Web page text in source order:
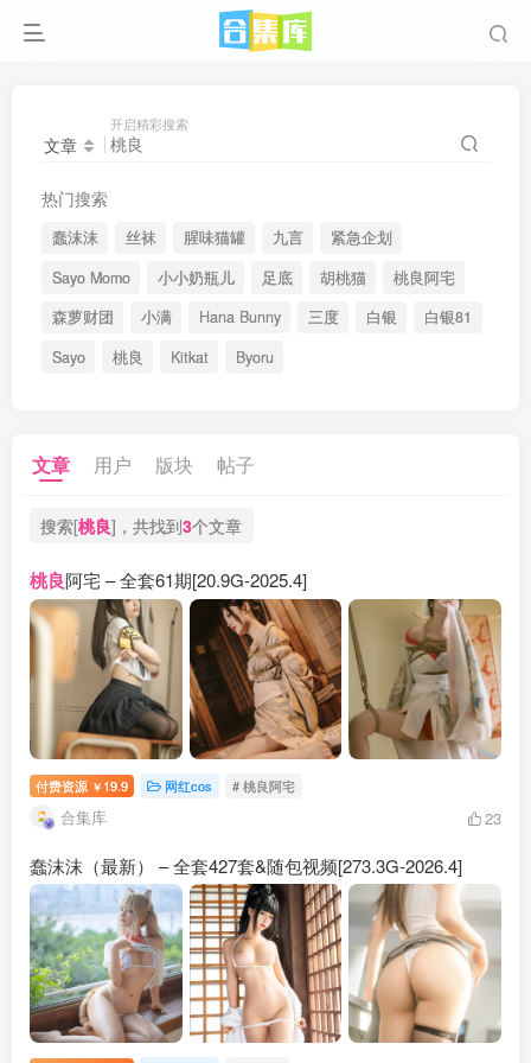
文章
开启精彩搜索
热门搜索
蠢沫沫 丝袜 腥味猫罐 九言
紧急企划
Sayo Momo
小小奶瓶儿 足底 胡桃猫
桃良阿宅
森萝财团
小满 Hana Bunny 三度 白银
白银81
Sayo
桃良 Kitkat Byoru
文章 用户 版块 帖子
搜索[桃良]，共找到3个文章
桃良阿宅 – 全套61期[20.9G-2025.4]
付费资源 ￥ 19.9 网红cos # 桃良阿宅
合集库 23
蠢沫沫（最新） – 全套427套&随包视频[273.3G-2026.4]